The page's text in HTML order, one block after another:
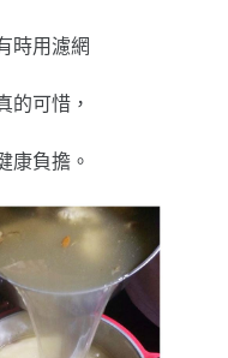
時用濾網
的可惜，
康負擔。